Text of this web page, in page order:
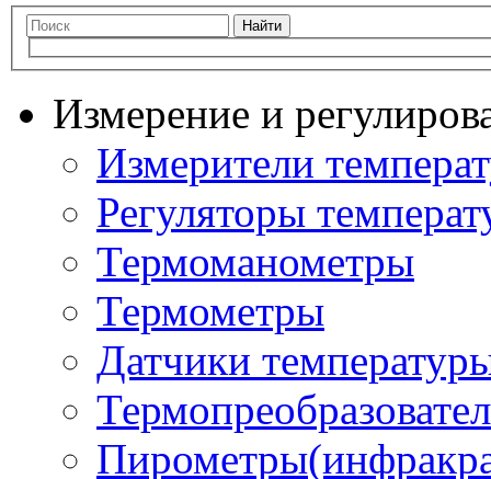
Найти
Измерение и
Измерители
Регуляторы
Термоманометры
Термометры
Датчики